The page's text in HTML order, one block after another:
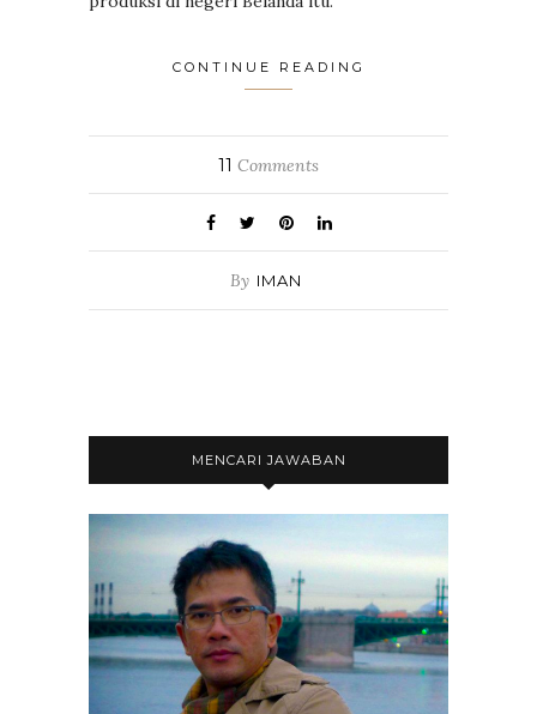
CONTINUE READING
11 Comments
By IMAN
MENCARI JAWABAN